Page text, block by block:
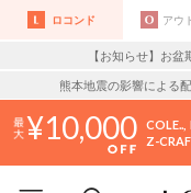
ロコンド アウ
【お知らせ】お
熊本地震の影響による
10,000 COLE..
Z-